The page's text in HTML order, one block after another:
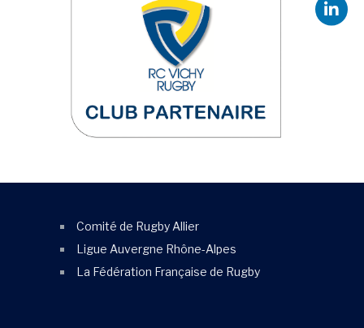
Comité de Rugby Allier
Ligue Auvergne Rhône-Alpes
La Fédération Française de Rugby